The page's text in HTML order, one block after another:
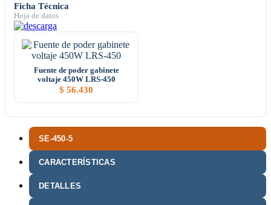
SE-450-5
CARACTERÍSTICAS
DETALLES
Ficha Técnica
Hoja de datos
Fuente de poder gabinete
voltaje 450W LRS-450
$ 56.430